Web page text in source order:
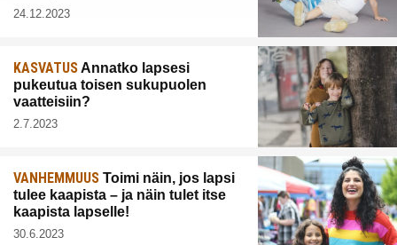
24.12.2023
KASVATUSAnnatko lapsesi
pukeutua toisen sukupuolen
vaatteisiin?
2.7.2023
VANHEMMUUS Toimi näin, jos lapsi
tulee kaapista – ja näin tulet itse
kaapista lapselle!
30.6.2023